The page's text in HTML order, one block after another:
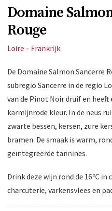
Domaine
Rouge
Loire – Frankrijk
De Domaine Salmon Sancerre
subregio Sancerre in de regio
van de Pinot Noir druif en heeft
karmijnrode kleur. In de neus
zwarte bessen, kersen, zure
bramen. De smaak is warm,
geïntegreerde tannines.
Drink deze wijn rond de 16ºC
charcuterie, varkensvlees en